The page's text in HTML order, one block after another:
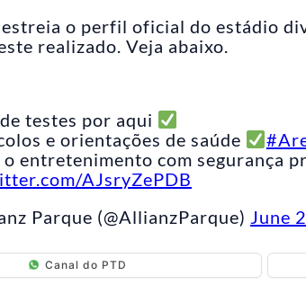
estreia o perfil oficial do estádio
realizado. Veja abaixo.
testes por aqui
e orientações de saúde
entretenimento com segurança
AJsryZePDB
Parque (@AllianzParque) June
Canal do PTD